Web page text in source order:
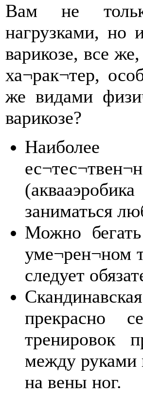
Вам не
нагрузками, но
варикозе, все
ха¬рак¬тер,
же видами
варикозе?
Наиболее
заниматься
Можно
уме¬рен¬ном
следует
прекрасно
тренировок
между руками
на вены ног.